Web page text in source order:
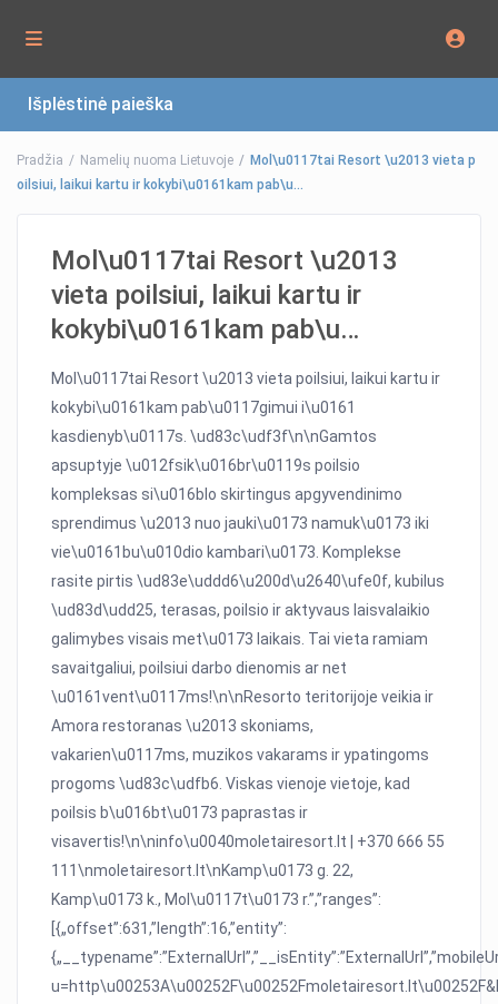
Išplėstinė paieška
Pradžia Namelių nuoma Lietuvoje
Mol\u0117tai Resort \u2013 vieta p
oilsiui, laikui kartu ir kokybi\u0161kam pab\u…
Mol\u0117tai Resort \u2013
vieta poilsiui, laikui kartu ir
kokybi\u0161kam pab\u…
Mol\u0117tai Resort \u2013 vieta poilsiui, laikui kartu ir
kokybi\u0161kam pab\u0117gimui i\u0161
kasdienyb\u0117s. \ud83c\udf3f\n\nGamtos
apsuptyje \u012fsik\u016br\u0119s poilsio
kompleksas si\u016blo skirtingus apgyvendinimo
sprendimus \u2013 nuo jauki\u0173 namuk\u0173 iki
vie\u0161bu\u010dio kambari\u0173. Komplekse
rasite pirtis \ud83e\uddd6\u200d\u2640\ufe0f, kubilus
\ud83d\udd25, terasas, poilsio ir aktyvaus laisvalaikio
galimybes visais met\u0173 laikais. Tai vieta ramiam
savaitgaliui, poilsiui darbo dienomis ar net
\u0161vent\u0117ms!\n\nResorto teritorijoje veikia ir
Amora restoranas \u2013 skoniams,
vakarien\u0117ms, muzikos vakarams ir ypatingoms
progoms \ud83c\udfb6. Viskas vienoje vietoje, kad
poilsis b\u016bt\u0173 paprastas ir
visavertis!\n\ninfo\u0040moletairesort.lt | +370 666 55
111\nmoletairesort.lt\nKamp\u0173 g. 22,
Kamp\u0173 k., Mol\u0117t\u0173 r.”,”ranges”:
[{„offset”:631,”length”:16,”entity”: